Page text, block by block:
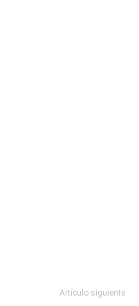
Artículo siguiente